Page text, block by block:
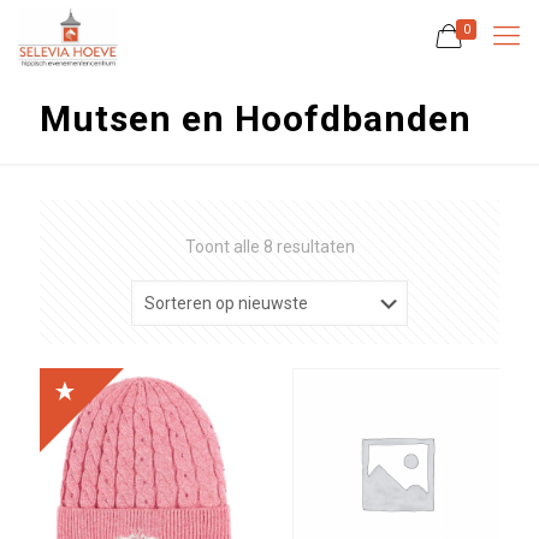
0
Mutsen en Hoofdbanden
Toont alle 8 resultatenGesorteerd
nieuwste